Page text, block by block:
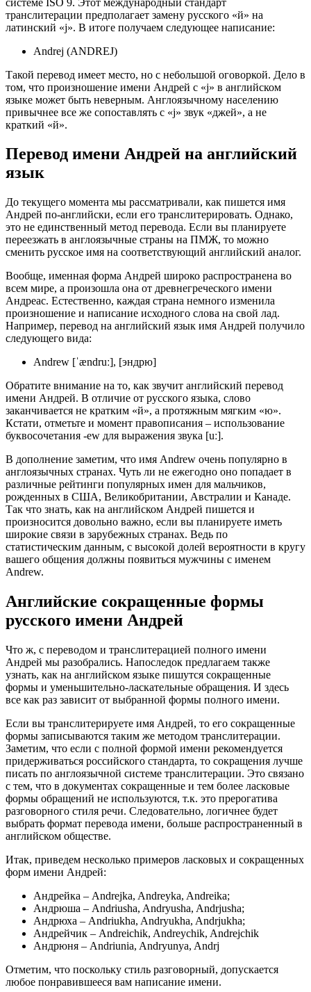
транслитерации предполагает замену русского «й» на
латинский «j». В итоге получаем следующее написание:
Andrej (ANDREJ)
Такой перевод имеет место, но с небольшой оговоркой. Дело в
том, что произношение имени Андрей с «j» в английском
языке может быть неверным. Англоязычному населению
привычнее все же сопоставлять с «j» звук «джей», а не
краткий «й».
Перевод имени Андрей на английский
язык
До текущего момента мы рассматривали, как пишется имя
Андрей по-английски, если его транслитерировать. Однако,
это не единственный метод перевода. Если вы планируете
переезжать в англоязычные страны на ПМЖ, то можно
сменить русское имя на соответствующий английский аналог.
Вообще, именная форма Андрей широко распространена во
всем мире, а произошла она от древнегреческого имени
Андреас. Естественно, каждая страна немного изменила
произношение и написание исходного слова на свой лад.
Например, перевод на английский язык имя Андрей получило
следующего вида:
Andrew [ˈændruː], [эндрю]
Обратите внимание на то, как звучит английский перевод
имени Андрей. В отличие от русского языка, слово
заканчивается не кратким «й», а протяжным мягким «ю».
Кстати, отметьте и момент правописания – использование
буквосочетания -ew для выражения звука [uː].
В дополнение заметим, что имя Andrew очень популярно в
англоязычных странах. Чуть ли не ежегодно оно попадает в
различные рейтинги популярных имен для мальчиков,
рожденных в США, Великобритании, Австралии и Канаде.
Так что знать, как на английском Андрей пишется и
произносится довольно важно, если вы планируете иметь
широкие связи в зарубежных странах. Ведь по
статистическим данным, с высокой долей вероятности в кругу
вашего общения должны появиться мужчины с именем
Andrew.
Английские сокращенные формы
русского имени Андрей
Что ж, с переводом и транслитерацией полного имени
Андрей мы разобрались. Напоследок предлагаем также
узнать, как на английском языке пишутся сокращенные
формы и уменьшительно-ласкательные обращения. И здесь
все как раз зависит от выбранной формы полного имени.
Если вы транслитерируете имя Андрей, то его сокращенные
формы записываются таким же методом транслитерации.
Заметим, что если с полной формой имени рекомендуется
придерживаться российского стандарта, то сокращения лучше
писать по англоязычной системе транслитерации. Это связано
с тем, что в документах сокращенные и тем более ласковые
формы обращений не используются, т.к. это прерогатива
разговорного стиля речи. Следовательно, логичнее будет
выбрать формат перевода имени, больше распространенный в
английском обществе.
Итак, приведем несколько примеров ласковых и сокращенных
форм имени Андрей:
Андрейка – Andrejka, Andreyka, Andreika;
Андрюша – Andriusha, Andryusha, Andrjusha;
Андрюха – Andriukha, Andryukha, Andrjukha;
Андрейчик – Andreichik, Andreychik, Andrejchik
Андрюня – Andriunia, Andryunya, Andrj
Отметим, что поскольку стиль разговорный, допускается
любое понравившееся вам написание имени.